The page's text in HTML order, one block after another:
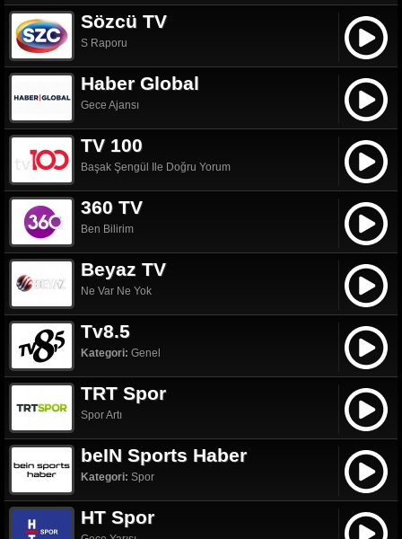
Sözcü TV
S Raporu
Haber Global
Gece Ajansı
TV 100
Başak Şengül Ile Doğru Yorum
360 TV
Ben Bilirim
Beyaz TV
Ne Var Ne Yok
Tv8.5
Kategori: Genel
TRT Spor
Spor Artı
beIN Sports Haber
Kategori: Spor
HT Spor